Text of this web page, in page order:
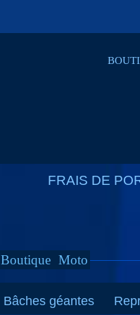
FRAIS DE
Boutique Moto
Bâches géantes